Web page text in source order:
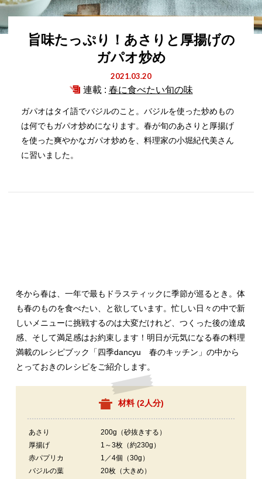
旨味たっぷり！あさりと厚揚げの
ガパオ炒め
2021.03.20
連載 : 春に食べたい旬の味
ガパオはタイ語でバジルのこと。バジルを使った炒めもの
は何でもガパオ炒めになります。春が旬のあさりと厚揚げ
を使った爽やかなガパオ炒めを、料理家の小堀紀代美さん
に習いました。
冬から春は、一年で最もドラスティックに季節が巡るとき。体
も春のものを食べたい、と欲しています。忙しい日々の中で新
しいメニューに挑戦するのは大変だけれど、つくった後の達成
感、そして満足感はお約束します！明日が元気になる春の料理
満載のレシピブック「四季dancyu 春のキッチン」の中から
とっておきのレシピをご紹介します。
材料 (2人分)
あさり
200g（砂抜きする）
厚揚げ
1～3枚（約230g）
赤パプリカ
1／4個（30g）
バジルの葉
20枚（大きめ）